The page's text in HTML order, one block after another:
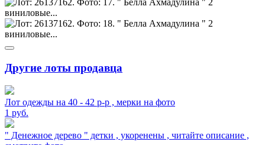
Другие лоты продавца
Лот одежды на 40 - 42 р-р , мерки на фото
1 руб.
" Денежное дерево " детки , укоренены , читайте описание ,